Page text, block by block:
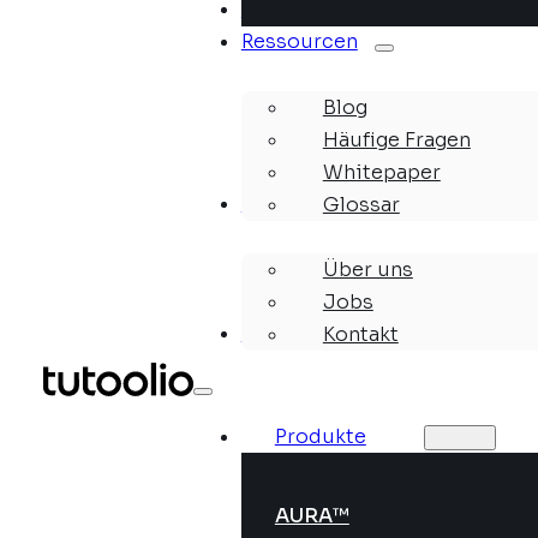
Ressourcen
Blog
Häufige Fragen
Whitepaper
Glossar
Unternehmen
Über uns
Jobs
Kontakt
Webinare
Produkte
AURA™